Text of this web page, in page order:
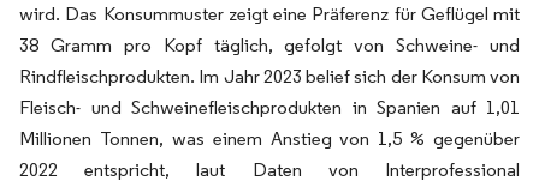
wird. Das Konsummuster zeigt eine Präferenz für Geflügel mit
38 Gramm pro Kopf täglich, gefolgt von Schweine- und
Rindfleischprodukten. Im Jahr 2023 belief sich der Konsum von
Fleisch- und Schweinefleischprodukten in Spanien auf 1,01
Millionen Tonnen, was einem Anstieg von 1,5 % gegenüber
2022 entspricht, laut Daten von Interprofessional